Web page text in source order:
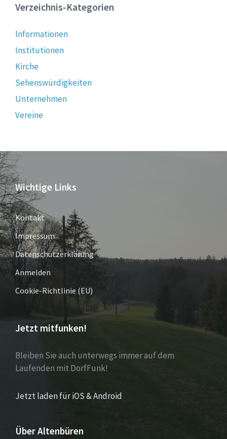
Verzeichnis-Kategorien
Informationen
Institutionen
Kirche
Sehenswürdigkeiten
Unternehmen
Vereine
Wichtige Links
Kontakt
Impressum
Datenschutzerklärung
Anmelden
Cookie-Richtlinie (EU)
Jetzt mitfunken!
Bleiben Sie auch unterwegs immer auf dem
Laufenden mit DorfFunk!
Jetzt laden für iOS & Android
Über Altenbüren